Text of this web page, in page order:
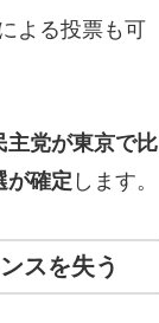
よる投票も可
主党が東京で比
が確定 します。
スを失う